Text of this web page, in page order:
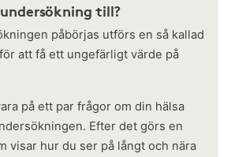
till?
påbörjas utförs en så kallad
att få ett ungefärligt värde på
på ett par frågor om din hälsa
Efter det görs en
visar hur du ser på långt och nära